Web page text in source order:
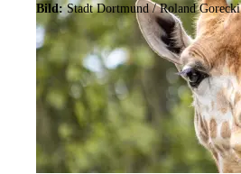
Bild:Stadt Dortmund / Roland Gorecki